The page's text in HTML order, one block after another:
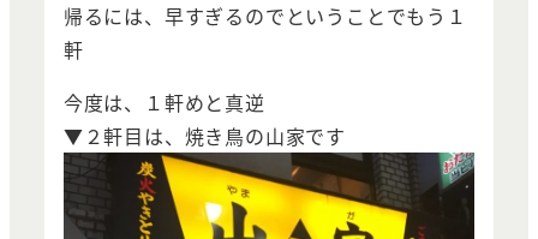
帰るには、早すぎるのでということでもう１
軒
今度は、１軒めと真逆
▼２軒目は、焼き鳥の山家です